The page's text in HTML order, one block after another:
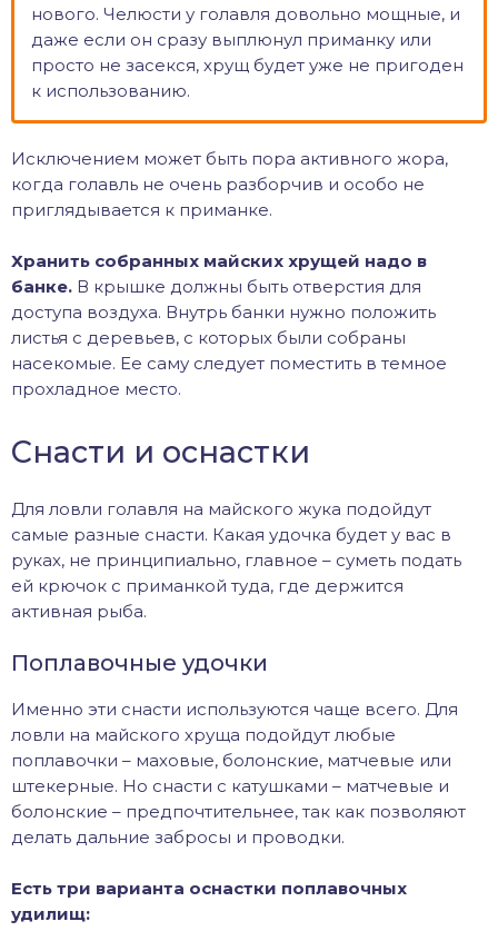
нового. Челюсти у голавля довольно мощные, и
даже если он сразу выплюнул приманку или
просто не засекся, хрущ будет уже не пригоден
к использованию.
Исключением может быть пора активного жора,
когда голавль не очень разборчив и особо не
приглядывается к приманке.
Хранить собранных майских хрущей надо в
банке. В крышке должны быть отверстия для
доступа воздуха. Внутрь банки нужно положить
листья с деревьев, с которых были собраны
насекомые. Ее саму следует поместить в темное
прохладное место.
Снасти и оснастки
Для ловли голавля на майского жука подойдут
самые разные снасти. Какая удочка будет у вас в
руках, не принципиально, главное – суметь подать
ей крючок с приманкой туда, где держится
активная рыба.
Поплавочные удочки
Именно эти снасти используются чаще всего. Для
ловли на майского хруща подойдут любые
поплавочки – маховые, болонские, матчевые или
штекерные. Но снасти с катушками – матчевые и
болонские – предпочтительнее, так как позволяют
делать дальние забросы и проводки.
Есть три варианта оснастки поплавочных
удилищ: